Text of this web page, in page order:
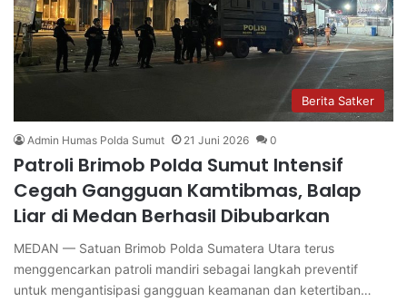
Berita Satker
Admin Humas Polda Sumut 21 Juni 2026 0
Patroli Brimob Polda Sumut Intensif
Cegah Gangguan Kamtibmas, Balap
Liar di Medan Berhasil Dibubarkan
MEDAN — Satuan Brimob Polda Sumatera Utara terus
menggencarkan patroli mandiri sebagai langkah preventif
untuk mengantisipasi gangguan keamanan dan ketertiban…